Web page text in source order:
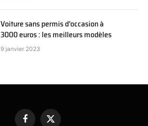
Voiture sans permis d’occasion à
3000 euros : les meilleurs modèles
9 janvier 2023
Facebook
X